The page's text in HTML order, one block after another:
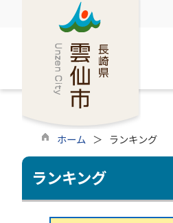
ホーム ランキング
ランキング